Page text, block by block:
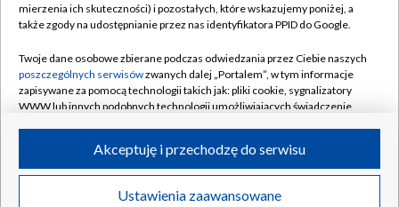
Naziemna Telewizja Cyfrowa
Rada Programowa
System NOS
Informacje o nadawcy
Program dla prasy
Pomoc
Kontakt
Kanały
©2026 Telewizja Polska S.A. w likwidacji
mierzenia ich skuteczności) i pozostałych, które wskazujemy poniżej, a
także zgody na udostępnianie przez nas identyfikatora PPID do Google.
Twoje dane osobowe zbierane podczas odwiedzania przez Ciebie naszych
poszczególnych serwisówzwanych dalej „Portalem”, w tym informacje
zapisywane za pomocą technologii takich jak: pliki cookie, sygnalizatory
WWW lub innych podobnych technologii umożliwiających świadczenie
ruchu w Internecie.
Twoje dane osobowe zbierane podczas odwiedzania przez Ciebie
poszczególnych serwisówna Portalu, takie jak adresy IP, identyfikatory
Ustawienia zaawansowane
Akceptuję i przechodzę do serwisu